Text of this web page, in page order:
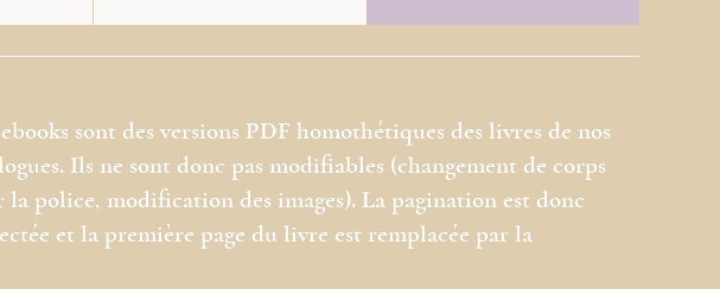
sont des versions PDF homothétiques des livres de nos
Ils ne sont donc pas modifiables (changement de corps
la police, modification des images). La pagination est donc
et la première page du livre est remplacée par la